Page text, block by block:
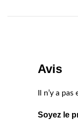
Avis
Il n’y a
Soyez le